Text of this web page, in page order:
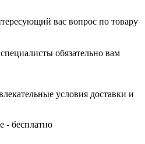
вас вопрос по товару
обязательно вам
условия доставки и
- бесплатно